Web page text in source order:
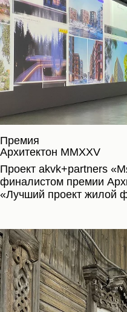
Премия
Архитектон MMXXV
Проект akvk+partners
финалистом премии
«Лучший проект жилой